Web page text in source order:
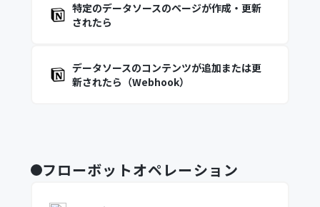
特定のデータソースのページが作成・更新
されたら
データソースのコンテンツが追加または更
新されたら（Webhook）
フローボットオペレーション